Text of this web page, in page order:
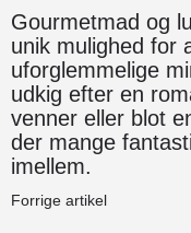
Gourmetmad og
unik mulighed for
uforglemmelige
udkig efter en
venner eller blot
der mange
imellem.
Forrige artikel